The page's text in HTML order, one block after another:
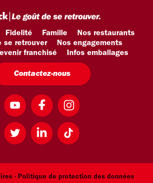
Fidelité Famille
Nos restaurants
se retrouver
Nos engagements
franchisé Infos emballages
Contactez-nous
- Politique de protection des données